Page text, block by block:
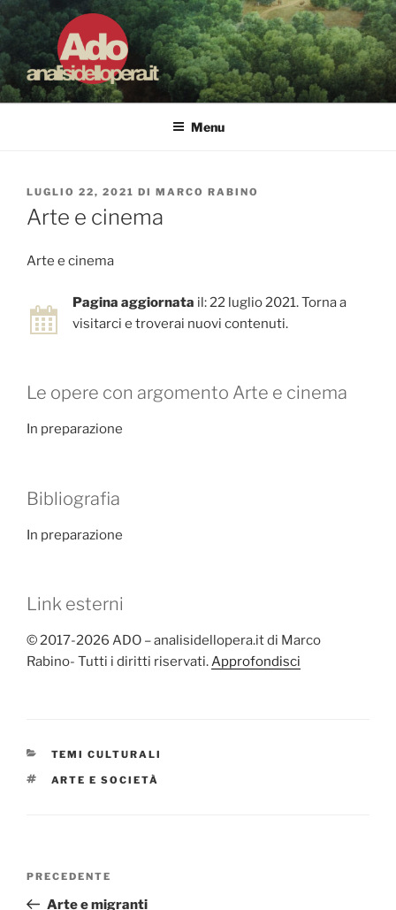
Salta
al
contenuto
ADO ANALISI DELL'OPERA
Osservare le opere d'arte per capirle e imparare ad amarle
Menu
PUBBLICATO
IL
LUGLIO 22, 2021 DI MARCO RABINO
Arte e cinema
Arte e cinema
Pagina aggiornata il: 22 luglio 2021. Torna a
visitarci e troverai nuovi contenuti.
Le opere con argomento Arte e cinema
In preparazione
Bibliografia
In preparazione
Link esterni
© 2017-2026 ADO – analisidellopera.it di Marco
Rabino- Tutti i diritti riservati.Approfondisci
CATEGORIE
TEMI CULTURALI
TAG
ARTE E SOCIETÀ
Articolo
precedente:
PRECEDENTE
Arte e migranti